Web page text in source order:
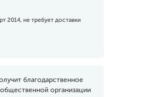
2014, не требует доставки
благодарственное
организации